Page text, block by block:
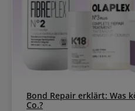
Bond Repair erklärt: Was
Co.?